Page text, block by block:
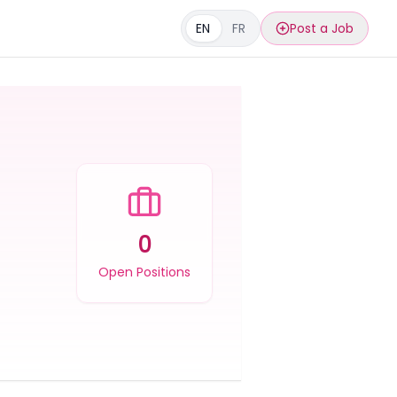
EN FR Post a Job
0
Open Positions